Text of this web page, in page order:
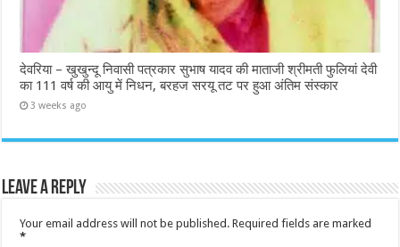
देवरिया – खुखुन्दू निवासी पत्रकार सुभाष यादव की माताजी श्रीमती फुलियां देवी
का 111 वर्ष की आयु में निधन, बरहज सरयू तट पर हुआ अंतिम संस्कार
3 weeks ago
Leave a Reply
Your email address will not be published. Required fields are marked
*